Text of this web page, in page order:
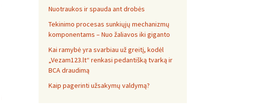
Nuotraukos ir spauda ant drobės
Tekinimo procesas sunkiųjų mechanizmų
komponentams – Nuo žaliavos iki giganto
Kai ramybė yra svarbiau už greitį, kodėl
„Vezam123.lt“ renkasi pedantišką tvarką ir
BCA draudimą
Kaip pagerinti užsakymų valdymą?